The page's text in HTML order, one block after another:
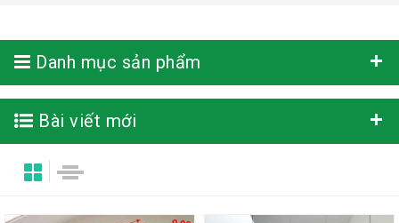
Danh mục sản phẩm
Bài viết mới